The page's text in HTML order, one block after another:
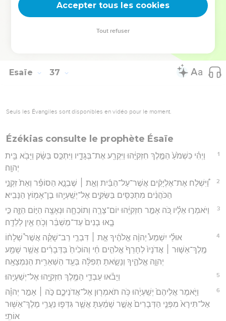
רַב־שָׁקֵֽה׃
Hébreu : © Westminster Leningrad Codex - tanach.us --- Grec : © 2010 by the
Esaïe 37
Seuls les Évangiles sont disponibles en vidéo pour le moment.
Ézékias consulte le prophète Ésaïe
1
וַיְהִ֗י כִּשְׁמֹ֙עַ֙ הַמֶּ֣לֶךְ חִזְקִיָּ֔הוּ וַיִּקְרַ֖ע אֶת־בְּגָדָ֑יו וַיִּתְכַּ֣ס בַּשָּׂ֔ק וַיָּבֹ֖א בֵּ֥ית
יְהוָֽה׃
2
וַ֠יִּשְׁלַח אֶת־אֶלְיָקִ֨ים אֲשֶׁר־עַל־הַבַּ֜יִת וְאֵ֣ת ׀ שֶׁבְנָ֣א הַסּוֹפֵ֗ר וְאֵת֙ זִקְנֵ֣י
הַכֹּהֲנִ֔ים מִתְכַּסִּ֖ים בַּשַּׂקִּ֑ים אֶל־יְשַֽׁעְיָ֥הוּ בֶן־אָמ֖וֹץ הַנָּבִֽיא׃
3
וַיֹּאמְר֣וּ אֵלָ֗יו כֹּ֚ה אָמַ֣ר חִזְקִיָּ֔הוּ יוֹם־צָרָ֧ה וְתוֹכֵחָ֛ה וּנְאָצָ֖ה הַיּ֣וֹם הַזֶּ֑ה כִּ֣י
בָ֤אוּ בָנִים֙ עַד־מַשְׁבֵּ֔ר וְכֹ֥חַ אַ֖יִן לְלֵדָֽה׃
4
אוּלַ֡י יִשְׁמַע֩ יְהוָ֨ה אֱלֹהֶ֜יךָ אֵ֣ת ׀ דִּבְרֵ֣י רַב־שָׁקֵ֗ה אֲשֶׁר֩ שְׁלָח֨וֹ
מֶֽלֶךְ־אַשּׁ֤וּר ׀ אֲדֹנָיו֙ לְחָרֵף֙ אֱלֹהִ֣ים חַ֔י וְהוֹכִ֙יחַ֙ בַּדְּבָרִ֔ים אֲשֶׁ֥ר שָׁמַ֖ע
יְהוָ֣ה אֱלֹהֶ֑יךָ וְנָשָׂ֣אתָ תְפִלָּ֔ה בְּעַ֥ד הַשְּׁאֵרִ֖ית הַנִּמְצָאָֽה׃
5 וַיָּבֹ֗אוּ עַבְדֵ֛י הַמֶּ֥לֶךְ חִזְקִיָּ֖הוּ אֶל־יְשַׁעְיָֽהוּ׃
6
וַיֹּ֤אמֶר אֲלֵיהֶם֙ יְשַֽׁעְיָ֔הוּ כֹּ֥ה תֹאמְר֖וּן אֶל־אֲדֹנֵיכֶ֑ם כֹּ֣ה ׀ אָמַ֣ר יְהוָ֗ה
אַל־תִּירָא֙ מִפְּנֵ֤י הַדְּבָרִים֙ אֲשֶׁ֣ר שָׁמַ֔עְתָּ אֲשֶׁ֧ר גִּדְּפ֛וּ נַעֲרֵ֥י מֶלֶךְ־אַשּׁ֖וּר
אוֹתִֽי׃
Accepter tous les cookies
Tout refuser